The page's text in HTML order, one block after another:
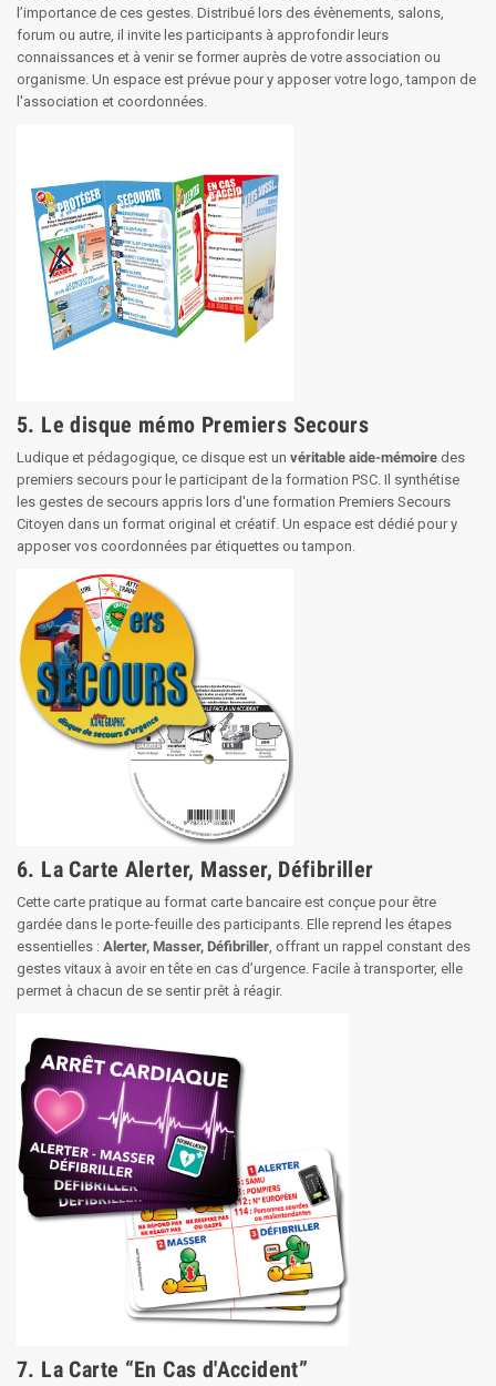
l’importance de ces gestes. Distribué lors des évènements, salons,
forum ou autre, il invite les participants à approfondir leurs
connaissances et à venir se former auprès de votre association ou
organisme. Un espace est prévue pour y apposer votre logo, tampon de
l'association et coordonnées.
5. Le disque mémo Premiers Secours
Ludique et pédagogique, ce disque est un véritable aide-mémoire des
premiers secours pour le participant de la formation PSC. Il synthétise
les gestes de secours appris lors d'une formation Premiers Secours
Citoyen dans un format original et créatif. Un espace est dédié pour y
apposer vos coordonnées par étiquettes ou tampon.
6. La Carte Alerter, Masser, Défibriller
Cette carte pratique au format carte bancaire est conçue pour être
gardée dans le porte-feuille des participants. Elle reprend les étapes
essentielles : Alerter, Masser, Défibriller , offrant un rappel constant des
gestes vitaux à avoir en tête en cas d’urgence. Facile à transporter, elle
permet à chacun de se sentir prêt à réagir.
7. La Carte “En Cas d'Accident”